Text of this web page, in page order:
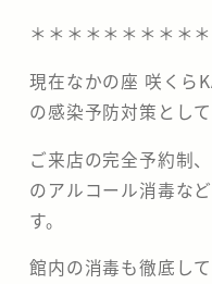
＊＊＊＊＊＊＊＊＊
現在なかの座 咲くら
の感染予防対策として
ご来店の完全予約制
のアルコール消毒な
す。
館内の消毒も徹底し